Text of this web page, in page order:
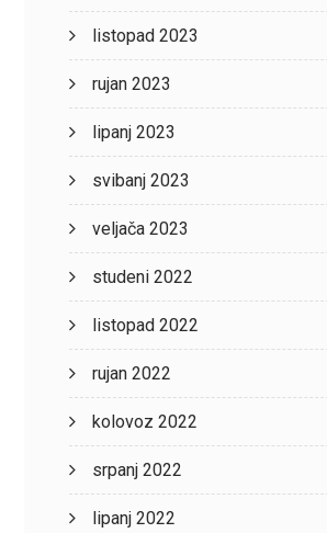
listopad 2023
rujan 2023
lipanj 2023
svibanj 2023
veljača 2023
studeni 2022
listopad 2022
rujan 2022
kolovoz 2022
srpanj 2022
lipanj 2022